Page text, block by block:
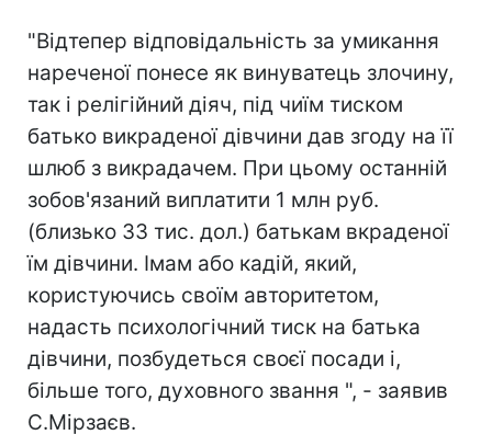
"Відтепер відповідальність за умикання
нареченої понесе як винуватець злочину,
так і релігійний діяч, під чиїм тиском
батько викраденої дівчини дав згоду на її
шлюб з викрадачем. При цьому останній
зобов'язаний виплатити 1 млн руб.
(близько 33 тис. дол.) батькам вкраденої
їм дівчини. Імам або кадій, який,
користуючись своїм авторитетом,
надасть психологічний тиск на батька
дівчини, позбудеться своєї посади і,
більше того, духовного звання ", - заявив
С.Мірзаєв.